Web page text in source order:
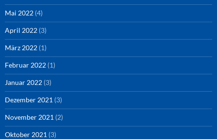
Mai 2022 (4)
April 2022 (3)
März 2022 (1)
Februar 2022 (1)
Januar 2022 (3)
Dezember 2021 (3)
November 2021 (2)
Oktober 2021 (3)